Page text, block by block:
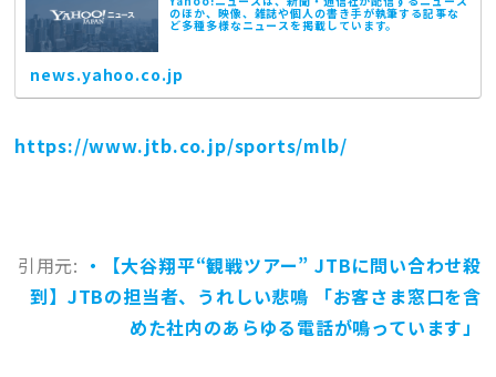
のほか、映像、雑誌や個人の書き手が執筆する記事な
ど多種多様なニュースを掲載しています。
news.yahoo.co.jp
https://www.jtb.co.jp/sports/mlb/
引用元: ・【大谷翔平“観戦ツアー” JTBに問い合わせ殺
到】JTBの担当者、うれしい悲鳴 「お客さま窓口を含
めた社内のあらゆる電話が鳴っています」